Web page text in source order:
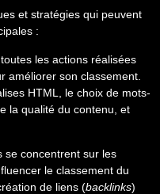
et stratégies qui peuvent
:
les actions réalisées
améliorer son classement.
HTML, le choix de mots-
la qualité du contenu, et
se concentrent sur les
le classement du
de liens (backlinks)